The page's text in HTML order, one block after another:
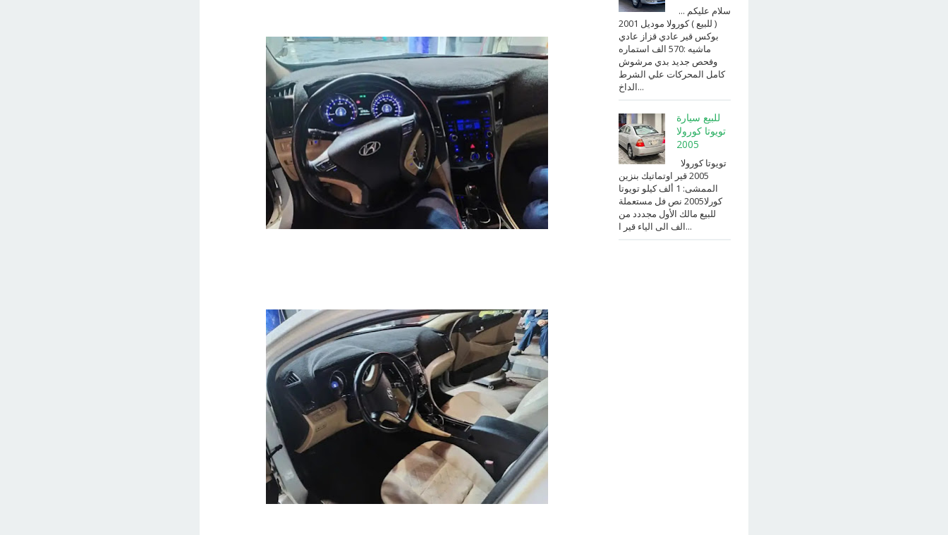
سلام عليكم ...
( للبيع ) كورولا موديل 2001
بوكس قير عادي قزاز عادي
ماشيه :570 الف استماره
وفحص جديد بدي مرشوش
كامل المحركات علي الشرط
الداخ...
للبيع سيارة
تويوتا كورولا
2005
2005 قير اوتماتيك بنزين
الممشى: 1 ألف كيلو تويوتا
كورلا2005 نص فل مستعملة
للبيع مالك الأول مجددد من
الف الى الياء قير ا...